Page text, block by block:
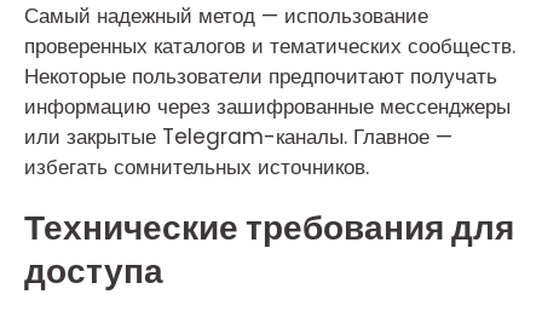
Самый надежный метод — использование
проверенных каталогов и тематических сообществ.
Некоторые пользователи предпочитают получать
информацию через зашифрованные мессенджеры
или закрытые Telegram-каналы. Главное —
избегать сомнительных источников.
Технические требования для
доступа